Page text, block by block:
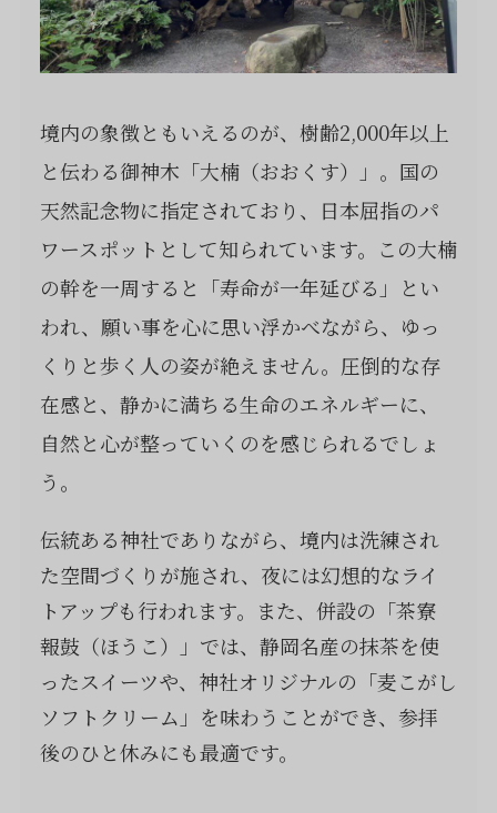
境内の象徴ともいえるのが、樹齢2,000年以上
と伝わる御神木「大楠（おおくす）」。国の
天然記念物に指定されており、日本屈指のパ
ワースポットとして知られています。この大楠
の幹を一周すると「寿命が一年延びる」とい
われ、願い事を心に思い浮かべながら、ゆっ
くりと歩く人の姿が絶えません。圧倒的な存
在感と、静かに満ちる生命のエネルギーに、
自然と心が整っていくのを感じられるでしょ
う。
伝統ある神社でありながら、境内は洗練され
た空間づくりが施され、夜には幻想的なライ
トアップも行われます。また、併設の「茶寮
報鼓（ほうこ）」では、静岡名産の抹茶を使
ったスイーツや、神社オリジナルの「麦こがし
ソフトクリーム」を味わうことができ、参拝
後のひと休みにも最適です。